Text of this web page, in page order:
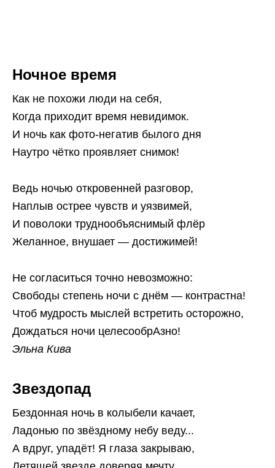
Ночное время
Как не похожи люди на себя,
Когда приходит время невидимок.
И ночь как фото-негатив былого дня
Наутро чётко проявляет снимок!
Ведь ночью откровенней разговор,
Наплыв острее чувств и уязвимей,
И поволоки труднообъяснимый флёр
Желанное, внушает — достижимей!
Не согласиться точно невозможно:
Свободы степень ночи с днём — контрастна!
Чтоб мудрость мыслей встретить осторожно,
Дождаться ночи целесообрАзно!
Эльна Кива
Звездопад
Бездонная ночь в колыбели качает,
Ладонью по звёздному небу веду...
А вдруг, упадёт! Я глаза закрываю,